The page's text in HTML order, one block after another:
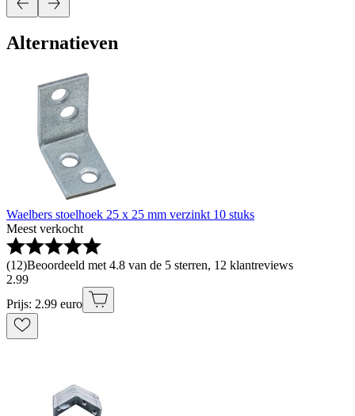
Alternatieven
Waelbers stoelhoek 25 x 25 mm verzinkt 10 stuks
Meest verkocht
(12)Beoordeeld met 4.8 van de 5 sterren, 12 klantreviews
2.99
Prijs: 2.99 euro